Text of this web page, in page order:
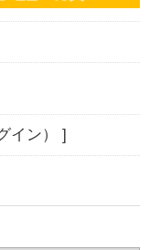
イン） ]